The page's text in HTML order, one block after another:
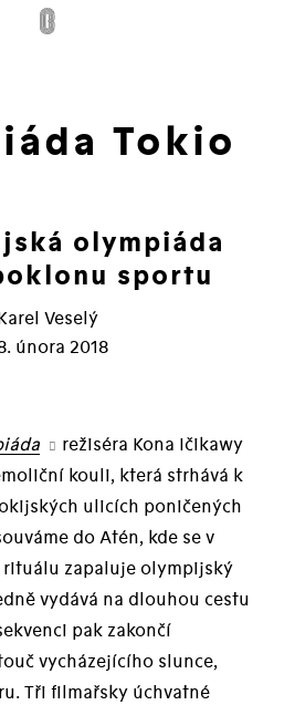
Tokio
olympiáda
sportu
Veselý
února 2018
režiséra Kona Ičikawy
kouli, která strhává k
ulicích poničených
do Atén, kde se v
zapaluje olympijský
vydává na dlouhou cestu
pak zakončí
vycházejícího slunce,
Tři filmařsky úchvatné